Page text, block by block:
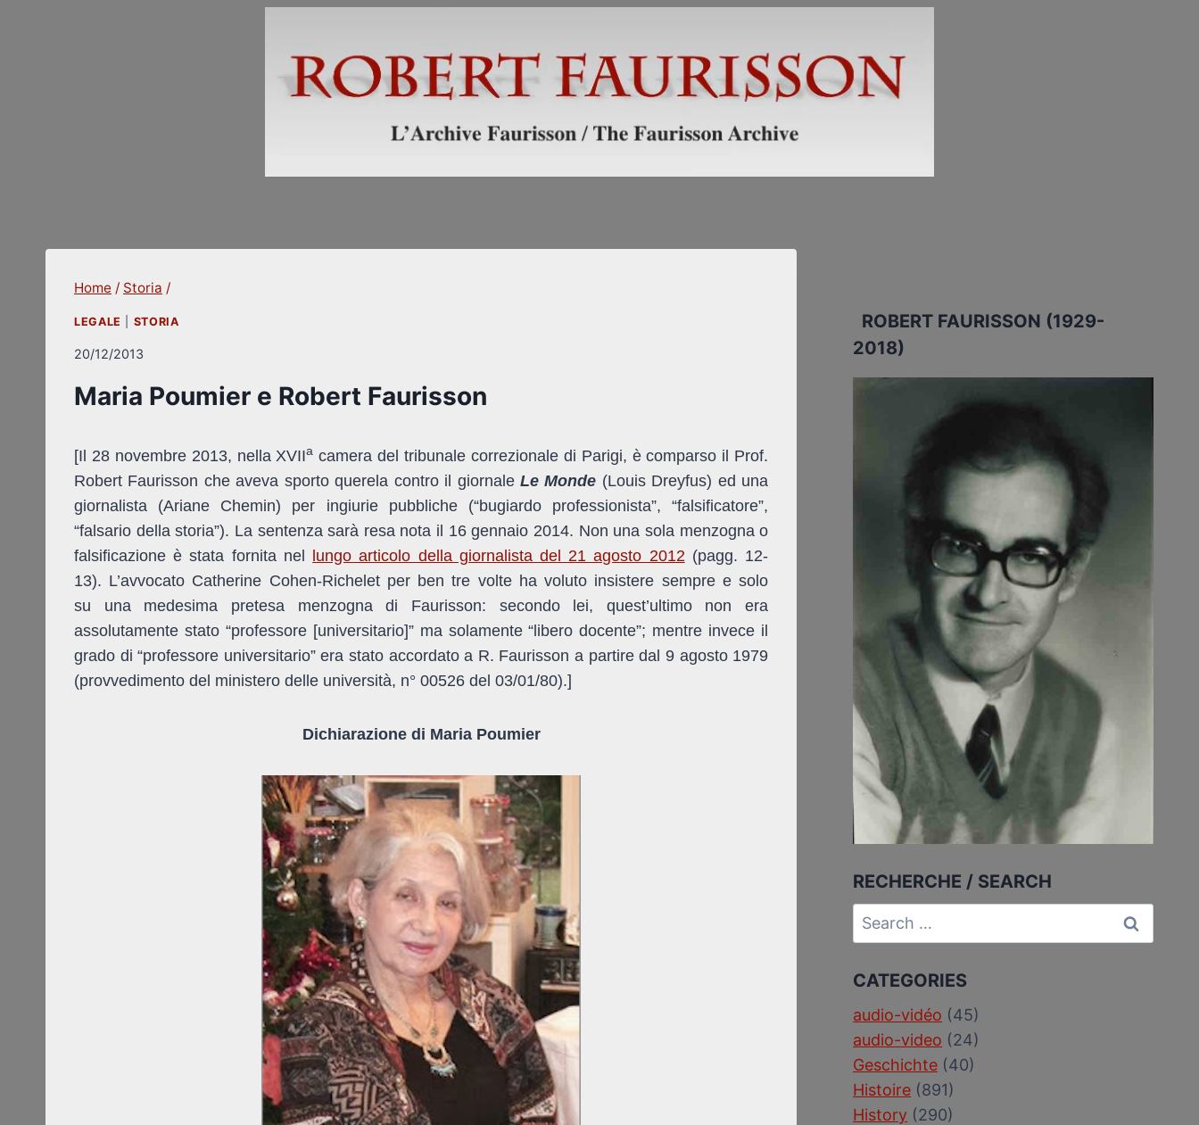
Home / Storia /
LEGALE STORIA
20/12/2013
Maria Poumier e Robert Faurisson
[Il 28 novembre 2013, nella XVIIa camera del tribunale correzionale di Parigi, è comparso il Prof.
Robert Faurisson che aveva sporto querela contro il giornale Le Monde (Louis Dreyfus) ed una
giornalista (Ariane Chemin) per ingiurie pubbliche (“bugiardo professionista”, “falsificatore”,
“falsario della storia”). La sentenza sarà resa nota il 16 gennaio 2014. Non una sola menzogna o
falsificazione è stata fornita nel lungo articolo della giornalista del 21 agosto 2012 (pagg. 12-
13). L’avvocato Catherine Cohen-Richelet per ben tre volte ha voluto insistere sempre e solo
su una medesima pretesa menzogna di Faurisson: secondo lei, quest’ultimo non era
assolutamente stato “professore [universitario]” ma solamente “libero docente”; mentre invece il
grado di “professore universitario” era stato accordato a R. Faurisson a partire dal 9 agosto 1979
(provvedimento del ministero delle università, n° 00526 del 03/01/80).]
Dichiarazione di Maria Poumier
ROBERT FAURISSON (1929-
2018)
RECHERCHE / SEARCH
Search
for:
CATEGORIES
audio-vidéo (45)
audio-video (24)
Geschichte (40)
Histoire (891)
History (290)